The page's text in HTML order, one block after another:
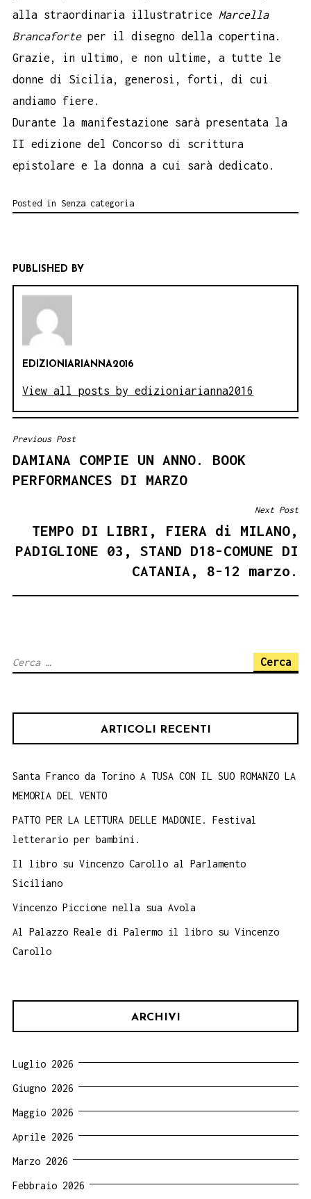
alla straordinaria illustratrice Marcella
Brancaforteper il disegno della copertina.
Grazie, in ultimo, e non ultime, a tutte le
donne di Sicilia, generosi, forti, di cui
andiamo fiere.
Durante la manifestazione sarà presentata la
II edizione del Concorso di scrittura
epistolare e la donna a cui sarà dedicato.
Posted in Senza categoria
PUBLISHED BY
EDIZIONIARIANNA2016
View all posts by edizioniarianna2016
NAVIGAZIONE
ARTICOLI
Previous Post
DAMIANA COMPIE UN ANNO. BOOK
PERFORMANCES DI MARZO
Next Post
TEMPO DI LIBRI, FIERA di MILANO,
PADIGLIONE 03, STAND D18-COMUNE DI
CATANIA, 8-12 marzo.
Ricerca
ARTICOLI RECENTI
Santa Franco da Torino A TUSA CON IL SUO ROMANZO LA
MEMORIA DEL VENTO
PATTO PER LA LETTURA DELLE MADONIE. Festival
letterario per bambini.
Il libro su Vincenzo Carollo al Parlamento
Siciliano
Vincenzo Piccione nella sua Avola
Al Palazzo Reale di Palermo il libro su Vincenzo
Carollo
ARCHIVI
Luglio 2026
Giugno 2026
Maggio 2026
Aprile 2026
Marzo 2026
Febbraio 2026